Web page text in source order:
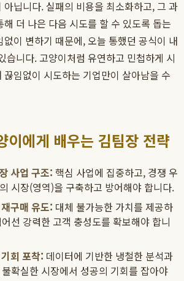
닙니다. 실패의 비용을 최소화하고, 그 과
더 나은 다음 시도를 할 수 있도록 돕는
이 변하기 때문에, 오늘 통했던 공식이 내
습니다. 고양이처럼 유연하고 민첩하게 시
임없이 시도하는 기업만이 살아남을 수
이에게 배우는 김팀장 전략
사업 구조: 핵심 사업에 집중하고, 경쟁 우
시장(영역)을 구축하고 방어해야 합니다.
구매 유도: 대체 불가능한 가치를 제공하
선 강력한 고객 충성도를 확보해야 합니
회 포착: 데이터에 기반한 냉철한 분석과
확실한 시장에서 성공의 기회를 잡아야